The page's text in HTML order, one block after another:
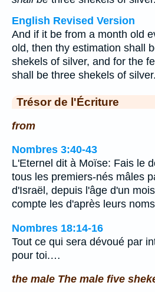
English Revised Version
And if it be from a month old
old, then thy estimation shall
shekels of silver, and for the
shall be three shekels of silver.
Trésor de l'Écriture
from
Nombres 3:40-43
L'Eternel dit à Moïse: Fais le
tous les premiers-nés mâles
d'Israël, depuis l'âge d'un
compte les d'après leurs
Nombres 18:14-16
Tout ce qui sera dévoué par
pour toi.…
the male The male five